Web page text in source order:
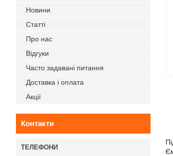
Новини
Статті
Про нас
Відгуки
Часто задавані питання
Доставка і оплата
Акції
Контакти